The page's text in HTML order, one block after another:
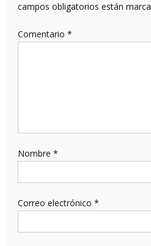
campos obligatorios están
Comentario *
Nombre *
Correo electrónico *